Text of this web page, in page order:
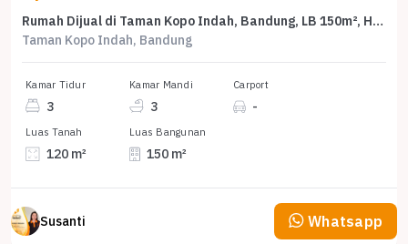
Rumah Dijual di Taman Kopo Indah, Bandung, LB 150m², Harga Kompetitif!
Taman Kopo Indah, Bandung
Kamar Tidur
3
Kamar Mandi
3
Carport
-
Luas Tanah
120 m²
Luas Bangunan
150 m²
Susanti Whatsapp